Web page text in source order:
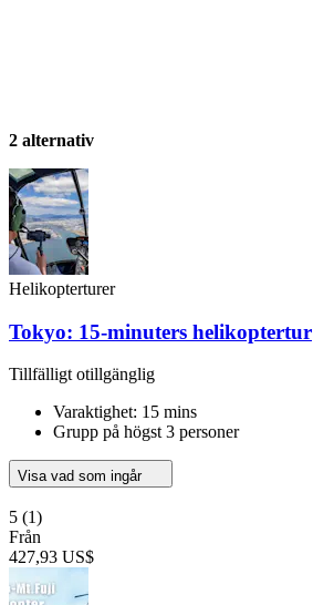
2 alternativ
Helikopterturer
Tokyo: 15-minuters helikoptertur
Tillfälligt otillgänglig
Varaktighet: 15 mins
Grupp på högst 3 personer
Visa vad som ingår
5 (1)
Från
427,93 US$